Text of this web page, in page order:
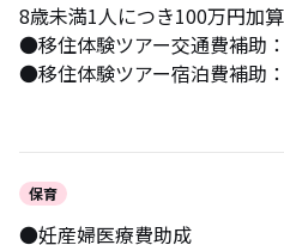
8歳未満1人につき100万円加算
●移住体験ツアー交通費補助
●移住体験ツアー宿泊費補助
保育
●妊産婦医療費助成